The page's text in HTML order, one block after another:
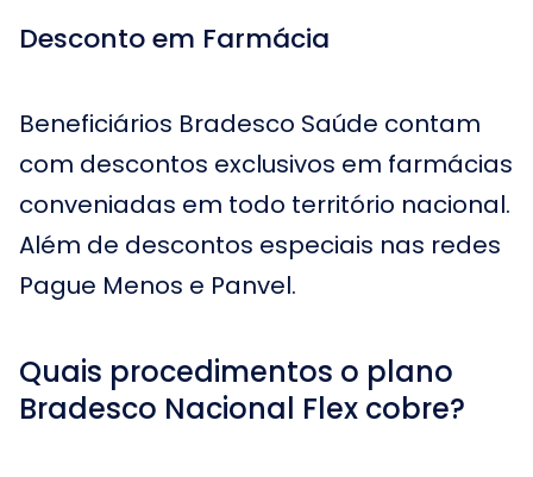
Desconto em Farmácia
Beneficiários Bradesco Saúde contam
com descontos exclusivos em farmácias
conveniadas em todo território nacional.
Além de descontos especiais nas redes
Pague Menos e Panvel.
Quais procedimentos o plano
Bradesco Nacional Flex cobre?